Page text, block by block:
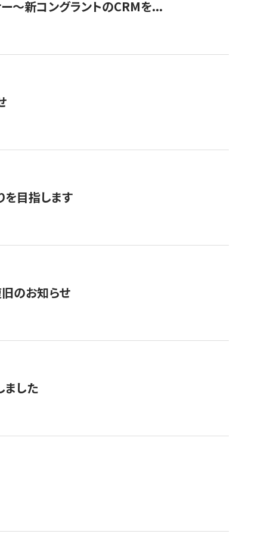
ー〜新コングラントのCRMを...
を目指します
のお知らせ
ました